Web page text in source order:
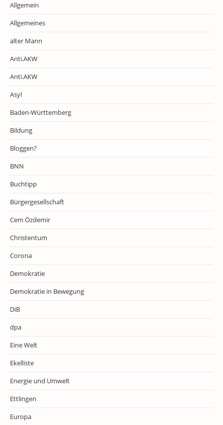
Allgemein
Allgemeines
alter Mann
Anti.AKW
Anti.AKW
Asyl
Baden-Württemberg
Bildung
Bloggen?
BNN
Buchtipp
Bürgergesellschaft
Cem Özdemir
Christentum
Corona
Demokratie
Demokratie in Bewegung
DiB
dpa
Eine Welt
Ekelliste
Energie und Umwelt
Ettlingen
Europa